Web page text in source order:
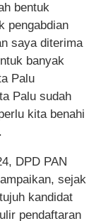
bentuk
pengabdian
saya diterima
banyak
Palu
Palu sudah
kita benahi
DPD PAN
sejak
kandidat
pendaftaran